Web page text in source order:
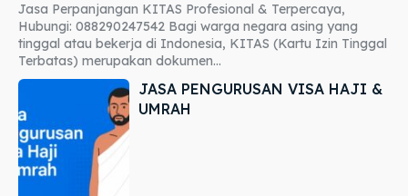
Jasa Perpanjangan KITAS Profesional & Terpercaya,
Hubungi: 088290247542 Bagi warga negara asing yang
tinggal atau bekerja di Indonesia, KITAS (Kartu Izin Tinggal
Terbatas) merupakan dokumen...
JASA PENGURUSAN VISA HAJI &
UMRAH